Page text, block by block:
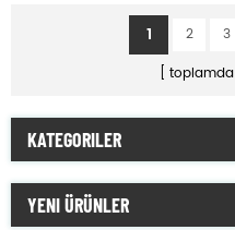
1 2 3
toplamda
KATEGORILER
YENI ÜRÜNLER